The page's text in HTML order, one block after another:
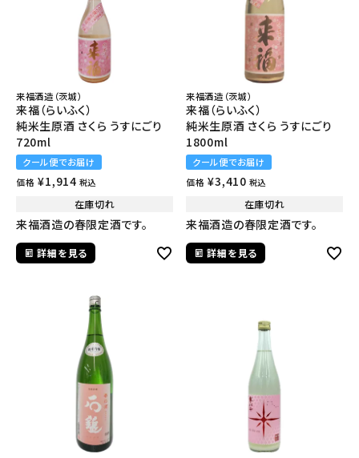
来福酒造（茨城）
来福（らいふく）
純米生原酒 さくら うすにごり
720ml
クール便でお届け
価格 ¥1,914 税込
在庫切れ
来福酒造の春限定酒です。
詳細を見る
来福酒造（茨城）
来福（らいふく）
純米生原酒 さくら うすにごり
1800ml
クール便でお届け
価格 ¥3,410 税込
在庫切れ
来福酒造の春限定酒です。
詳細を見る